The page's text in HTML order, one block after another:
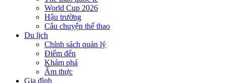
World Cup 2026
Hậu trường
Câu chuyện thể thao
Du lịch
Chính sách quản lý
Điểm đến
Khám phá
Ẩm thực
Gia đình